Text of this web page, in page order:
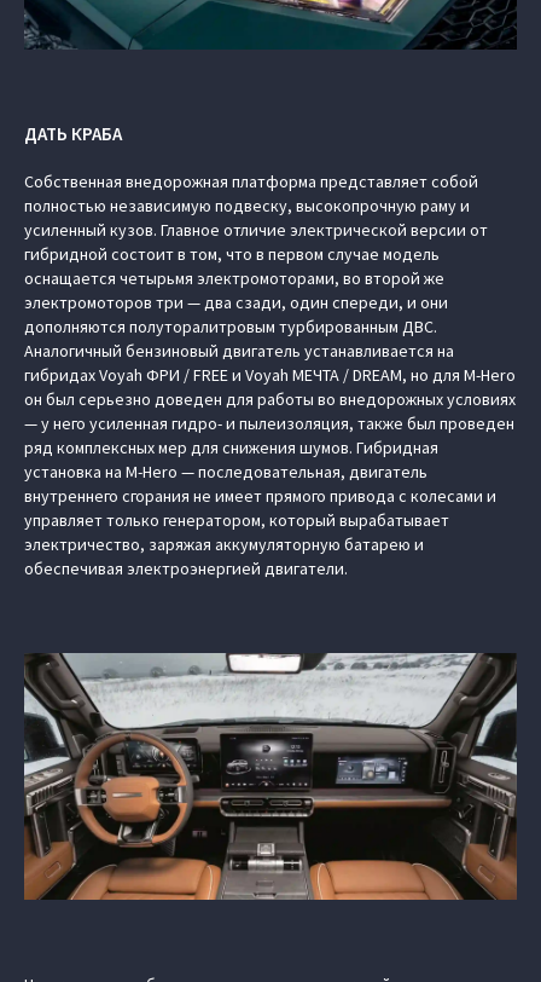
ДАТЬ КРАБА
Собственная внедорожная платформа представляет собой
полностью независимую подвеску, высокопрочную раму и
усиленный кузов. Главное отличие электрической версии от
гибридной состоит в том, что в первом случае модель
оснащается четырьмя электромоторами, во второй же
электромоторов три — два сзади, один спереди, и они
дополняются полуторалитровым турбированным ДВС.
Аналогичный бензиновый двигатель устанавливается на
гибридах Voyah ФРИ / FREE и Voyah МЕЧТА / DREAM, но для M-Hero
он был серьезно доведен для работы во внедорожных условиях
— у него усиленная гидро- и пылеизоляция, также был проведен
ряд комплексных мер для снижения шумов. Гибридная
установка на M-Hero — последовательная, двигатель
внутреннего сгорания не имеет прямого привода с колесами и
управляет только генератором, который вырабатывает
электричество, заряжая аккумуляторную батарею и
обеспечивая электроэнергией двигатели.